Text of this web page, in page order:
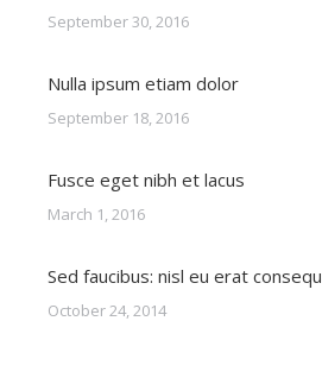
September 30, 2016
Nulla ipsum etiam dolor
September 18, 2016
Fusce eget nibh et lacus
March 1, 2016
Sed faucibus: nisl eu erat
October 24, 2014